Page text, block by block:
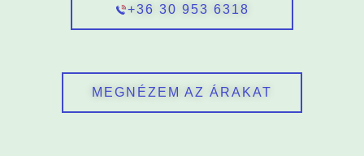
+36 30 953 6318
MEGNÉZEM AZ ÁRAKAT